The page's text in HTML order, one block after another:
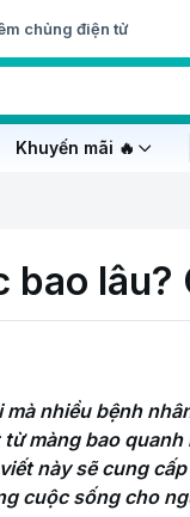
chủng điện tử
Khuyến mãi 🔥
bao
nhiều bệnh
màng bao
này sẽ cung
cuộc sống cho